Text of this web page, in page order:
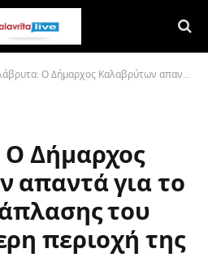
Ο Δήμαρχος Καλαβρύτων απαντά για το θέμα της ανάπλασης του στην ευρύτερη περιοχή της Εκτέλεσης.
Δήμαρχος
απαντά για το
του
περιοχή της